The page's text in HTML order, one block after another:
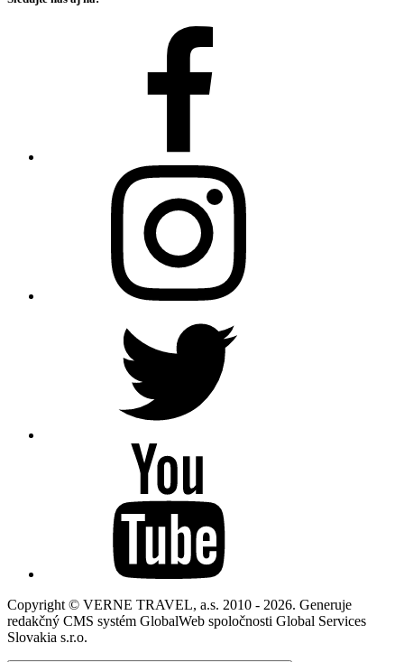
Copyright © VERNE TRAVEL, a.s. 2010 - 2026. Generuje
redakčný CMS systém GlobalWeb spoločnosti Global Services
Slovakia s.r.o.